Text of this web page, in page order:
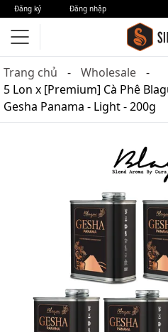
Đăng ký Đăng nhập
Trang chủ
Wholesale
5 Lon x [Premium] Cà Phê
Gesha Panama - Light - 200g